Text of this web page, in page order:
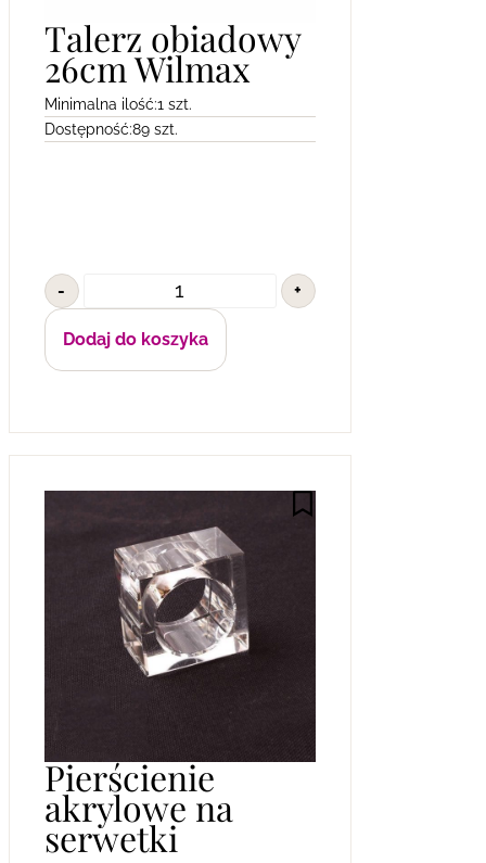
Talerz obiadowy
26cm Wilmax
Minimalna ilość:1 szt.
Dostępność:89 szt.
- +
Dodaj do koszyka
Pierścienie
akrylowe na
serwetki